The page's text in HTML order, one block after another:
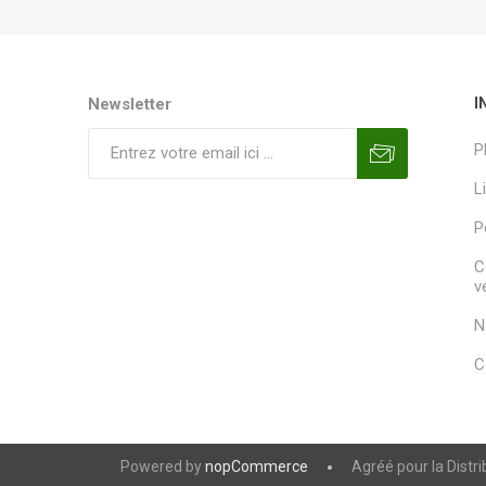
Newsletter
Powered bynopCommerce Agréé pour la